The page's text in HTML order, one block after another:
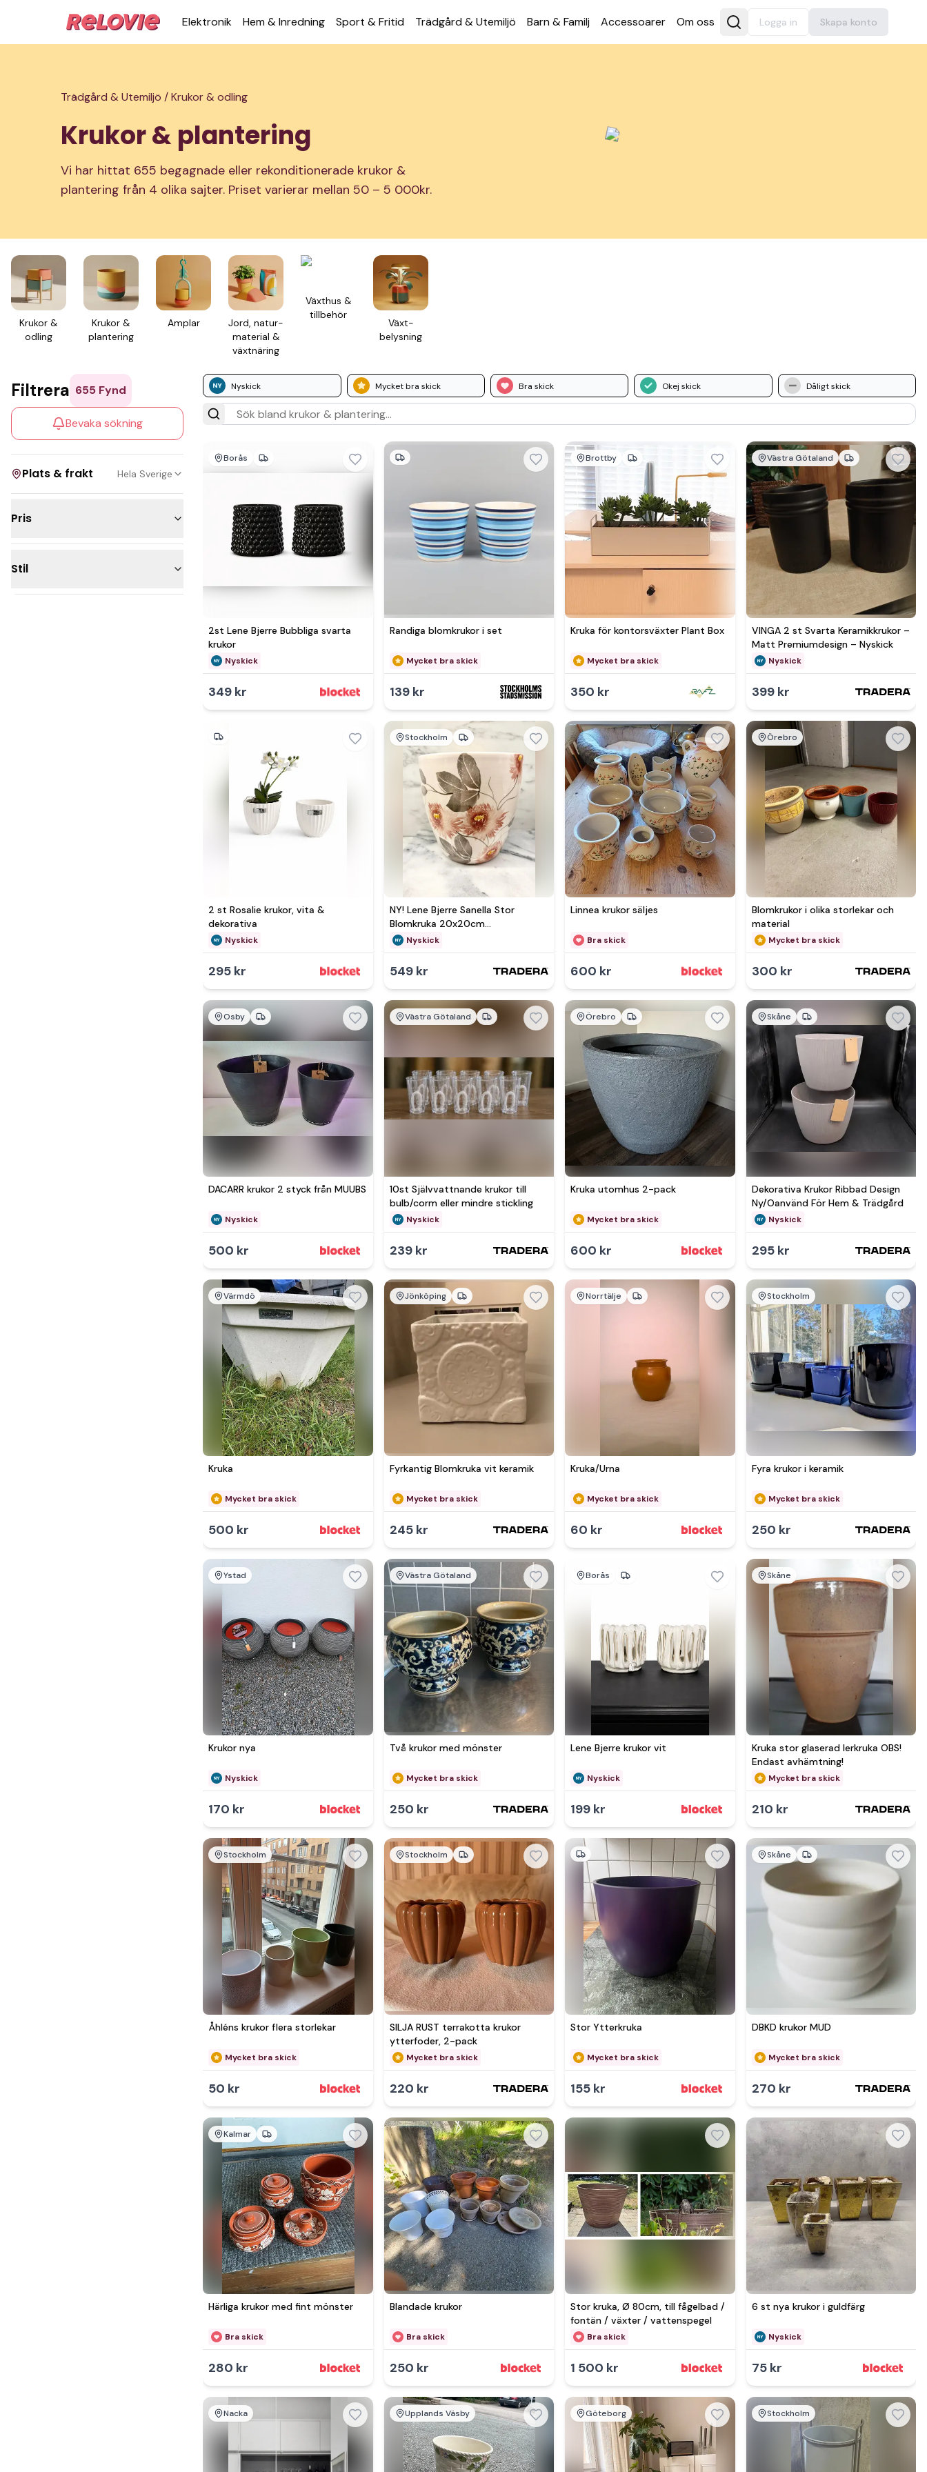
Elek­tronik Hem & Inred­ning Sport & Fritid Trädgård & Utemiljö Barn & Familj Acces­soarer Om oss Logga in Skapa konto
Trädgård & Utemiljö /Krukor & odling
Krukor & plantering
Vi har hittat 655 begagnade eller rekonditionerade krukor &
plantering från 4 olika sajter. Priset varierar mellan 50 – 5 000kr.
Krukor &
odling
Krukor &
plante­ring
Amplar
Jord, natur­
material &
växt­näring
Växthus &
till­behör
Växt­
belysning
Nyskick Mycket bra skick Bra skick Okej skick Dåligt skick
Filtrera 655 Fynd
Bevaka sökning
Plats & frakt Hela Sverige
Pris
500 - 1 000kr
Stil
Se mer hos
Borås
2st Lene Bjerre Bubbliga svarta
krukor
Nyskick
349 kr
Randiga blomkrukor i set
Mycket bra skick
139 kr
Brottby
Kruka för kontorsväxter Plant Box
Mycket bra skick
350 kr
Västra Götaland
VINGA 2 st Svarta Keramikkrukor –
Matt Premiumdesign – Nyskick
Nyskick
399 kr
Se mer hos
2 st Rosalie krukor, vita &
dekorativa
Nyskick
295 kr
Se mer hos
Stockholm
NY! Lene Bjerre Sanella Stor
Blomkruka 20x20cm
bBlommönster Utgått Blommig
Rosa
Nyskick
549 kr
Linnea krukor säljes
Bra skick
600 kr
Örebro
Blomkrukor i olika storlekar och
material
Mycket bra skick
300 kr
Se mer hos
Osby
DACARR krukor 2 styck från MUUBS
Nyskick
500 kr
Västra Götaland
10st Självvattnande krukor till
bulb/corm eller mindre stickling
Nyskick
239 kr
Örebro
Kruka utomhus 2-pack
Mycket bra skick
600 kr
Skåne
Dekorativa Krukor Ribbad Design
Ny/Oanvänd För Hem & Trädgård
Nyskick
295 kr
Värmdö
Kruka
Mycket bra skick
500 kr
Se mer hos
Jönköping
Fyrkantig Blomkruka vit keramik
Mycket bra skick
245 kr
Norrtälje
Kruka/Urna
Mycket bra skick
60 kr
Stockholm
Fyra krukor i keramik
Mycket bra skick
250 kr
Se mer hos
Ystad
Krukor nya
Nyskick
170 kr
Se mer hos
Västra Götaland
Två krukor med mönster
Mycket bra skick
250 kr
Borås
Lene Bjerre krukor vit
Nyskick
199 kr
Skåne
Kruka stor glaserad lerkruka OBS!
Endast avhämtning!
Mycket bra skick
210 kr
Se mer hos
Stockholm
Åhléns krukor flera storlekar
Mycket bra skick
50 kr
Stockholm
SILJA RUST terrakotta krukor
ytterfoder, 2-pack
Mycket bra skick
220 kr
Stor Ytterkruka
Mycket bra skick
155 kr
Skåne
DBKD krukor MUD
Mycket bra skick
270 kr
Se mer hos
Kalmar
Härliga krukor med fint mönster
Bra skick
280 kr
Blandade krukor
Bra skick
250 kr
Stor kruka, Ø 80cm, till fågelbad /
fontän / växter / vattenspegel
Bra skick
1 500 kr
6 st nya krukor i guldfärg
Nyskick
75 kr
Nacka Upplands Väsby Göteborg Stockholm